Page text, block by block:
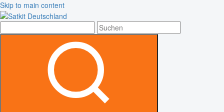
Skip to main content